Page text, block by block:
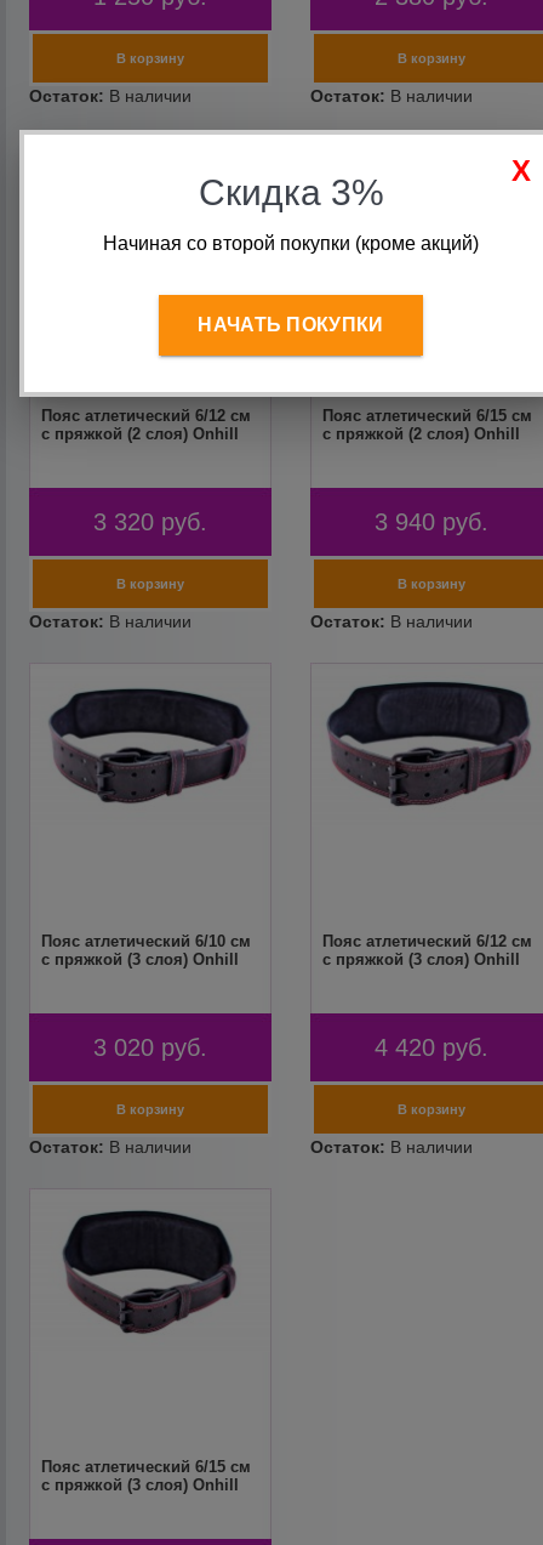
Пояс атлетический 6/12 см
с пряжкой (2 слоя) Onhill
3 320 руб.
Пояс атлетический 6/15 см
с пряжкой (2 слоя) Onhill
3 940 руб.
Пояс атлетический 6/10 см
с пряжкой (3 слоя) Onhill
3 020 руб.
Пояс атлетический 6/12 см
с пряжкой (3 слоя) Onhill
4 420 руб.
Пояс атлетический 6/15 см
с пряжкой (3 слоя) Onhill
Скидка 3%
Начиная со второй покупки (кроме акций)
НАЧАТЬ ПОКУПКИ